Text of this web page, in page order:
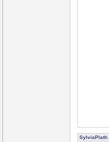
SylviaPlath